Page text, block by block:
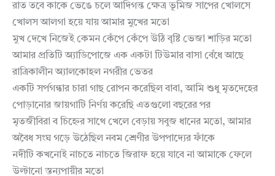
রাত তবে কাকে ভেঙে চলে আদিগন্ত ক্ষেত্র ভূমিজ সাপের খোলসে
খোলস আলগা হয়ে যায় আমার মুখের মতো
মুখ দেখে নিজেই কেমন কেঁপে কেঁপে উঠি বৃষ্টি ভেজা শাড়ির মতো
আমার প্রতিটি অ্যাডিপোজে এক একটা টিউমার বাসা বেঁধে আছে
রাত্রিকালীন অ্যালকোহল নগরীর ভেতর
একটি সর্পগন্ধার চারা গাছ রোপন করেছিল বাবা, আমি শুধু মৃতদেহের
পোড়ানোর জায়গাটি নির্ণয় করেছি এতগুলো বছরের পর
মৃতজীবিরা ব চিহ্নের সাথে খেলে বেড়ায় সবুজ ধানের মতো, আমার
অবৈধ সংঘ গড়ে উঠেছিল নবম শ্রেণীর উপপাদ্যের ফাঁকে
নদীটি কখনোই নাচতে নাচতে জিরাফ হয়ে যাবে না আমাকে ফেলে
উল্টানো স্তন্যপায়ীর মতো